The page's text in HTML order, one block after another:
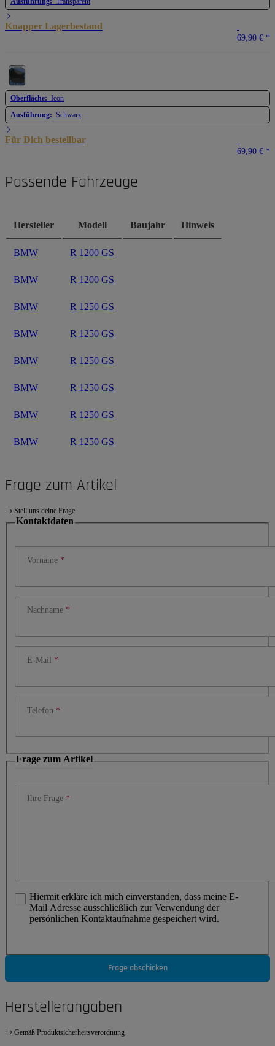
Knapper Lagerbestand
69,90 € *
Oberfläche: Icon
Ausführung: Schwarz
Für Dich bestellbar
69,90 € *
Passende Fahrzeuge
Hersteller Modell Baujahr Hinweis
BMW R 1200 GS
BMW R 1200 GS
BMW R 1250 GS
BMW R 1250 GS
BMW R 1250 GS
BMW R 1250 GS
BMW R 1250 GS
BMW R 1250 GS
Frage zum Artikel
Stell uns deine Frage
Kontaktdaten
Vorname
Nachname
E-Mail
Telefon
Frage zum Artikel
Ihre Frage
Hiermit erkläre ich mich einverstanden, dass meine E-
Mail Adresse ausschließlich zur Verwendung der
persönlichen Kontaktaufnahme gespeichert wird.
Frage abschicken
Herstellerangaben
Gemäß Produktsicherheitsverordnung